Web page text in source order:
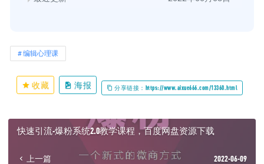
│ │ ├─ 05.第五节 人格组织多维度.mp4
│ ├─ 04.第四课 性格类型和人格组织水平
│ │ ├─ 01.第一节 临床人格类型-1.mp4
│ │ ├─ 03.第三节 人格成熟度：自我认同和防御机制.mp4
│ │ ├─ 04.第四节 现实检验、攻击性 内化的价值观.mp4
│ │ ├─ 07.第七节 边缘性-人格组织.mp4
│ │ └─ 08.第八节 性格分析的应用领域.mp4
│ │ ├─ 01.第一节 激发意见.mp4
编辑心理课
收藏 海报 分享链接：https://www.aixue666.com/13360.html
快速引流-爆粉系统2.0教学课程，百度网盘资源下载
上一篇 2022-06-09